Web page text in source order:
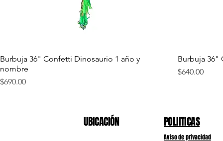
Burbuja 36" Confetti Dinosaurio 1 año y
nombre
Precio
$690.00
Burbuja 36"
Precio
$640.00
UBICACIÓN POLIITICAS
Aviso de privacidad